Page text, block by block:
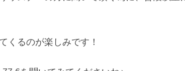
くるのが楽しみです！